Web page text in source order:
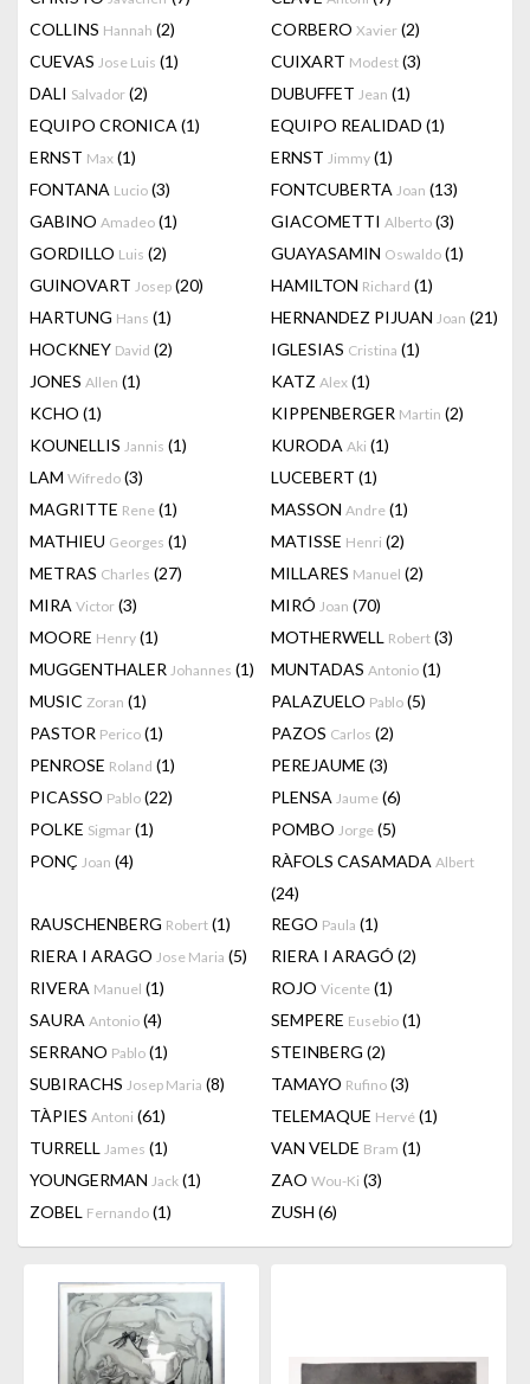
COLLINS Hannah (2) CORBERO Xavier (2)
CUEVAS Jose Luis (1) CUIXART Modest (3)
DALI Salvador (2) DUBUFFET Jean (1)
EQUIPO CRONICA (1) EQUIPO REALIDAD (1)
ERNST Max (1) ERNST Jimmy (1)
FONTANA Lucio (3) FONTCUBERTA Joan (13)
GABINO Amadeo (1) GIACOMETTI Alberto (3)
GORDILLO Luis (2) GUAYASAMIN Oswaldo (1)
GUINOVART Josep (20) HAMILTON Richard (1)
HARTUNG Hans (1) HERNANDEZ PIJUAN Joan (21)
HOCKNEY David (2) IGLESIAS Cristina (1)
JONES Allen (1) KATZ Alex (1)
KCHO (1) KIPPENBERGER Martin (2)
KOUNELLIS Jannis (1) KURODA Aki (1)
LAM Wifredo (3) LUCEBERT (1)
MAGRITTE Rene (1) MASSON Andre (1)
MATHIEU Georges (1) MATISSE Henri (2)
METRAS Charles (27) MILLARES Manuel (2)
MIRA Victor (3) MIRÓ Joan (70)
MOORE Henry (1) MOTHERWELL Robert (3)
MUGGENTHALER Johannes (1) MUNTADAS Antonio (1)
MUSIC Zoran (1) PALAZUELO Pablo (5)
PASTOR Perico (1) PAZOS Carlos (2)
PENROSE Roland (1) PEREJAUME (3)
PICASSO Pablo (22) PLENSA Jaume (6)
POLKE Sigmar (1) POMBO Jorge (5)
PONÇ Joan (4) RÀFOLS CASAMADA Albert
(24)
RAUSCHENBERG Robert (1) REGO Paula (1)
RIERA I ARAGO Jose Maria (5) RIERA I ARAGÓ (2)
RIVERA Manuel (1) ROJO Vicente (1)
SAURA Antonio (4) SEMPERE Eusebio (1)
SERRANO Pablo (1) STEINBERG (2)
SUBIRACHS Josep Maria (8) TAMAYO Rufino (3)
TÀPIES Antoni (61) TELEMAQUE Hervé (1)
TURRELL James (1) VAN VELDE Bram (1)
YOUNGERMAN Jack (1) ZAO Wou-Ki (3)
ZOBEL Fernando (1) ZUSH (6)